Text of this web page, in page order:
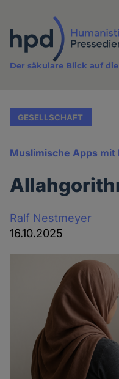
Inhalt
Der säkulare Blick auf
GESELLSCHAFT
Muslimische Apps
Ralf Nestmeyer
16.10.2025